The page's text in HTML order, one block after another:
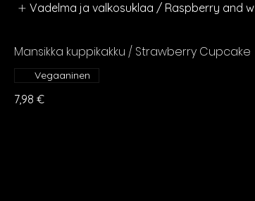
Vadelma ja valkosuklaa / Raspberry and w
Mansikka kuppikakku / Strawberry Cupcake
7,98 €
Vegaaninen